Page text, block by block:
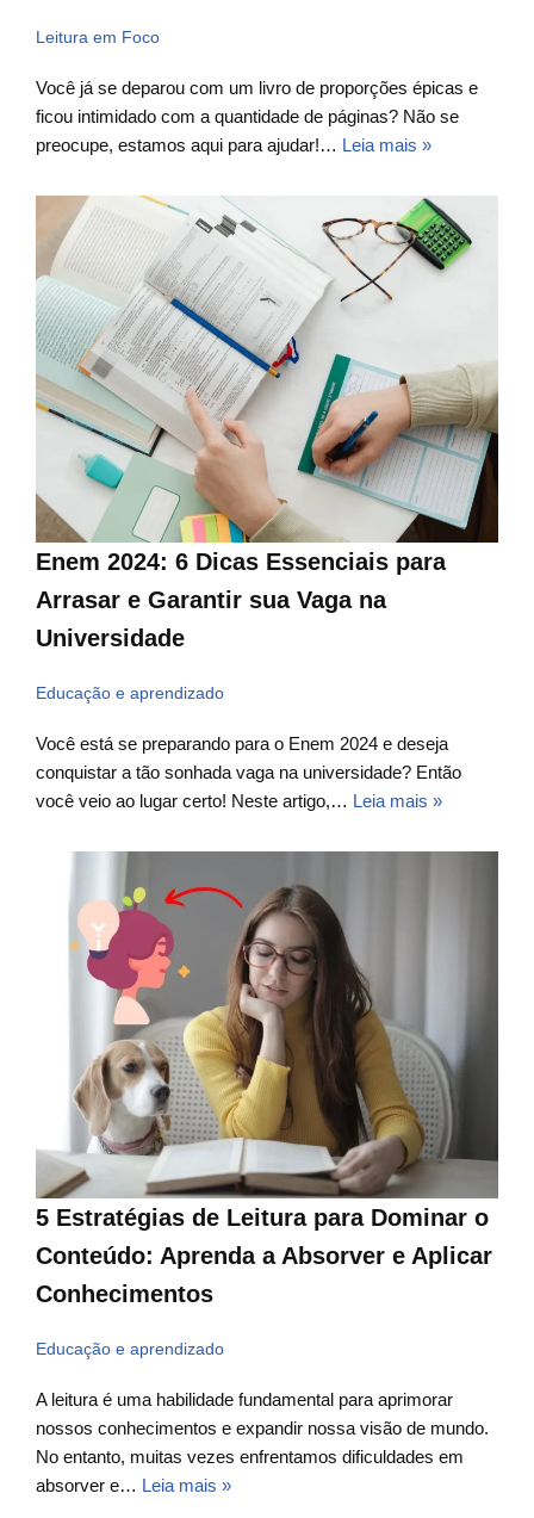
Leitura em Foco
Você já se deparou com um livro de proporções épicas e
ficou intimidado com a quantidade de páginas? Não se
preocupe, estamos aqui para ajudar!… Leia mais »
Enem 2024: 6 Dicas Essenciais para
Arrasar e Garantir sua Vaga na
Universidade
Educação e aprendizado
Você está se preparando para o Enem 2024 e deseja
conquistar a tão sonhada vaga na universidade? Então
você veio ao lugar certo! Neste artigo,… Leia mais »
5 Estratégias de Leitura para Dominar o
Conteúdo: Aprenda a Absorver e Aplicar
Conhecimentos
Educação e aprendizado
A leitura é uma habilidade fundamental para aprimorar
nossos conhecimentos e expandir nossa visão de mundo.
No entanto, muitas vezes enfrentamos dificuldades em
absorver e… Leia mais »